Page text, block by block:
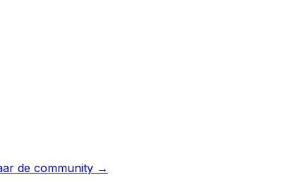
de community →